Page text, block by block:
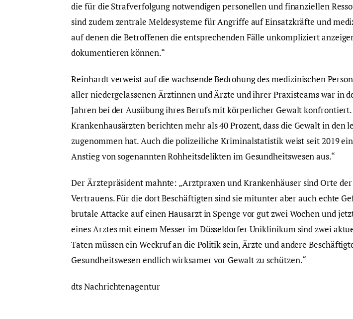
die für die Strafverfolgung notwendigen personellen und finanziellen
sind zudem zentrale Meldesysteme für Angriffe auf Einsatzkräfte und
auf denen die Betroffenen die entsprechenden Fälle unkompliziert
dokumentieren können.“
Reinhardt verweist auf die wachsende Bedrohung des medizinischen
aller niedergelassenen Ärztinnen und Ärzte und ihrer Praxisteams war in
Jahren bei der Ausübung ihres Berufs mit körperlicher Gewalt
Krankenhausärzten berichten mehr als 40 Prozent, dass die Gewalt in den
zugenommen hat. Auch die polizeiliche Kriminalstatistik weist seit 2019
Anstieg von sogenannten Rohheitsdelikten im Gesundheitswesen aus.“
Der Ärztepräsident mahnte: „Arztpraxen und Krankenhäuser sind Orte der
Vertrauens. Für die dort Beschäftigten sind sie mitunter aber auch echte
brutale Attacke auf einen Hausarzt in Spenge vor gut zwei Wochen und
eines Arztes mit einem Messer im Düsseldorfer Uniklinikum sind zwei
Taten müssen ein Weckruf an die Politik sein, Ärzte und andere
Gesundheitswesen endlich wirksamer vor Gewalt zu schützen.“
dts Nachrichtenagentur